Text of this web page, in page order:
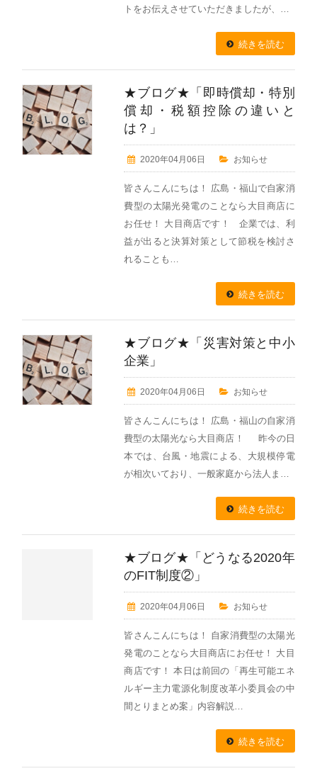
トをお伝えさせていただきましたが、…
続きを読む
★ブログ★「即時償却・特別
償却・税額控除の違いと
は？」
2020年04月06日 お知らせ
皆さんこんにちは！ 広島・福山で自家消
費型の太陽光発電のことなら大目商店に
お任せ！ 大目商店です！ 企業では、利
益が出ると決算対策として節税を検討さ
れることも…
続きを読む
★ブログ★「災害対策と中小
企業」
2020年04月06日 お知らせ
皆さんこんにちは！ 広島・福山の自家消
費型の太陽光なら大目商店！ 昨今の日
本では、台風・地震による、大規模停電
が相次いており、一般家庭から法人ま…
続きを読む
★ブログ★「どうなる2020年
のFIT制度②」
2020年04月06日 お知らせ
皆さんこんにちは！ 自家消費型の太陽光
発電のことなら大目商店にお任せ！ 大目
商店です！ 本日は前回の「再生可能エネ
ルギー主力電源化制度改革小委員会の中
間とりまとめ案」内容解説…
続きを読む